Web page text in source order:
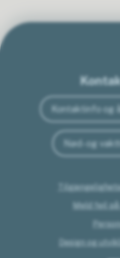
Kontaktinfo og
Nød- og
Meld feil
Design og